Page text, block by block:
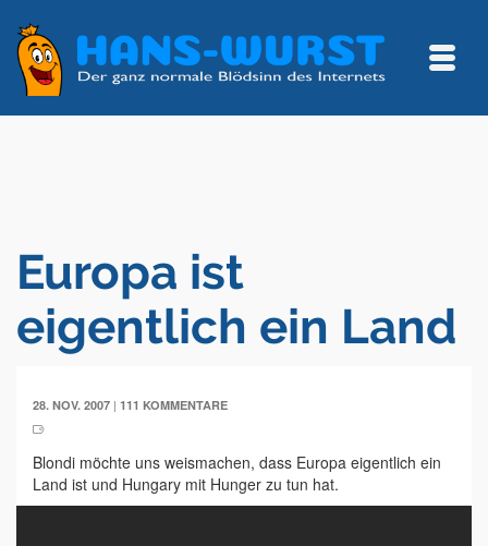
Europa ist
eigentlich ein Land
28. NOV. 2007 | 111 KOMMENTARE
Blondi möchte uns weismachen, dass Europa eigentlich ein
Land ist und Hungary mit Hunger zu tun hat.